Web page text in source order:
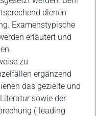
dienen
Examenstypische
erläutert und
zu
ergänzend
das gezielte und
sowie der
("leading